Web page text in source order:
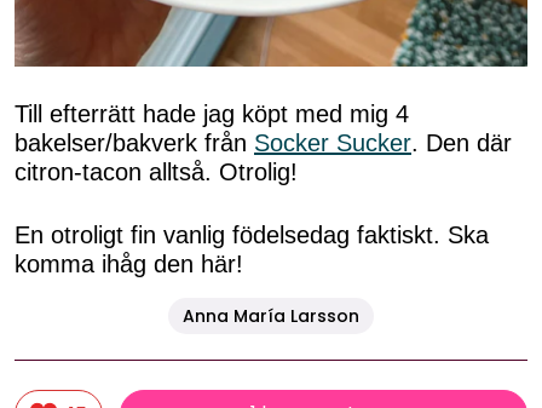
Till efterrätt hade jag köpt med mig 4
bakelser/bakverk från Socker Sucker. Den där
citron-tacon alltså. Otrolig!
En otroligt fin vanlig födelsedag faktiskt. Ska
komma ihåg den här!
Anna María Larsson